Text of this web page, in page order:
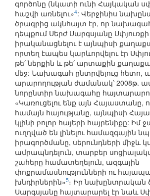
գործոնը (նկատի ունի Հայկական
հաշվի առնելու»4: Վերջինիս
ծրագրից ակնհայտ էր, որ
դեպքում Սերժ Սարգսյանը
իրականացնելու է այնպիսի
որտեղ էապես կարևորվելու էր
թե՛ ներքին և թե՛ արտաքին
մեջ: Նախագահ ընտրվելուց հետո,
արարողության ժամանակ՝ 2008թ.
նորընտիր նախագահը
«Կառուցելու ենք այն Հայաստանը,
համայն հայությանը, այնպիսի
կլինի բոլոր հայերի հայրենիքը: Իմ
ուղղված են լինելու համազգային
իրագործմանը, սերունդների միջև
ամրապնդելուն, տարբեր
շահերը համատեղելուն, ազգային
փոքրամասնությունների ու
խնդիրներին»5։ Իր նախընտրական
Սարգսյանը հայտարարել էր նաև